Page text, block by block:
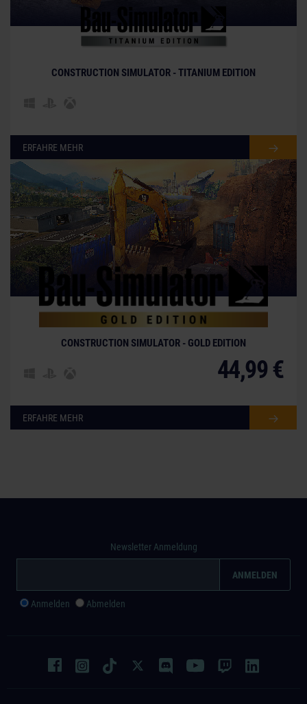
CONSTRUCTION SIMULATOR - TITANIUM EDITION
ERFAHRE MEHR
© [Translate to German:]
CONSTRUCTION SIMULATOR - GOLD EDITION
44,99 €
ERFAHRE MEHR
Newsletter Anmeldung
Anmelden Abmelden